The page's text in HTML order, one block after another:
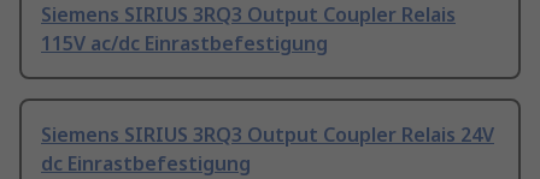
Siemens SIRIUS 3RQ3 Output Coupler Relais
115V ac/dc Einrastbefestigung
Siemens SIRIUS 3RQ3 Output Coupler Relais 24V
dc Einrastbefestigung